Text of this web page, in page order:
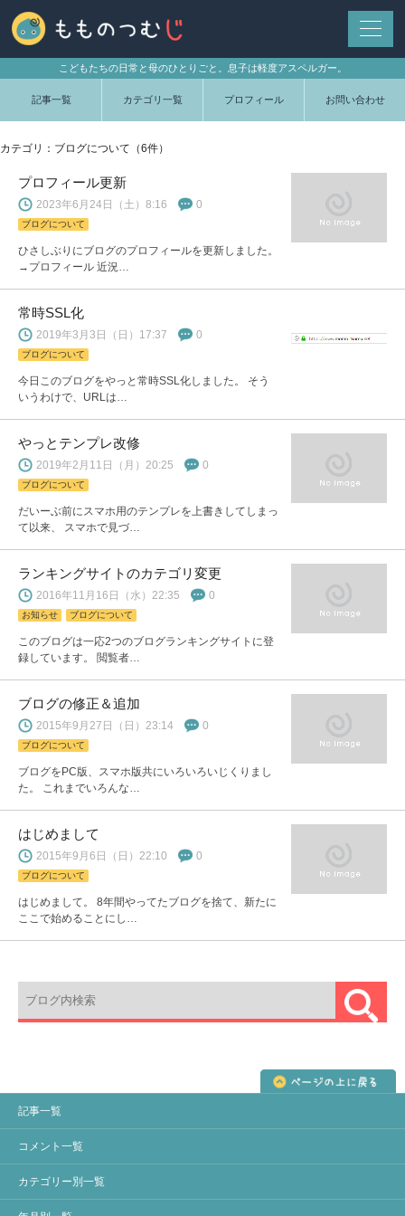
こどもたちの日常と母のひとりごと。息子は軽度アスペルガー。
記事一覧 カテゴリ一覧 プロフィール お問い合わせ
カテゴリ：ブログについて（6件）
プロフィール更新
2023年6月24日（土）8:16 0
ブログについて
ひさしぶりにブログのプロフィールを更新しました。
→プロフィール 近況…
常時SSL化
2019年3月3日（日）17:37 0
ブログについて
今日このブログをやっと常時SSL化しました。 そう
いうわけで、URLは…
やっとテンプレ改修
2019年2月11日（月）20:25 0
ブログについて
だいーぶ前にスマホ用のテンプレを上書きしてしまっ
て以来、 スマホで見づ…
ランキングサイトのカテゴリ変更
2016年11月16日（水）22:35 0
お知らせ ブログについて
このブログは一応2つのブログランキングサイトに登
録しています。 閲覧者…
ブログの修正＆追加
2015年9月27日（日）23:14 0
ブログについて
ブログをPC版、スマホ版共にいろいろいじくりまし
た。 これまでいろんな…
はじめまして
2015年9月6日（日）22:10 0
ブログについて
はじめまして。 8年間やってたブログを捨て、新たに
ここで始めることにし…
記事一覧
コメント一覧
カテゴリー別一覧